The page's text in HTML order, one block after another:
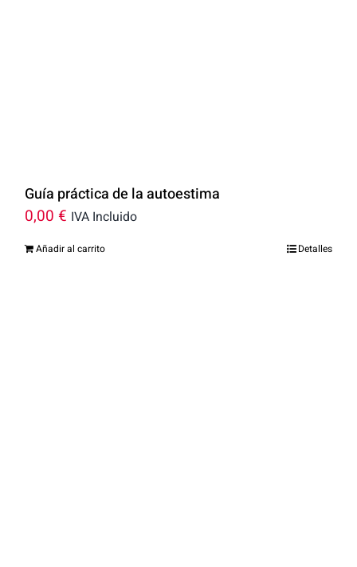
Guía práctica de la autoestima
0,00 € IVA Incluido
Añadir al carrito Detalles